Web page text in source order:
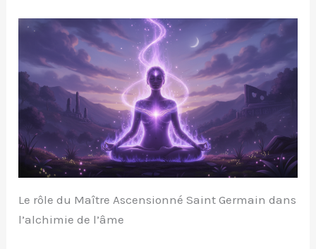
Le rôle du Maître Ascensionné Saint Germain dans
l’alchimie de l’âme